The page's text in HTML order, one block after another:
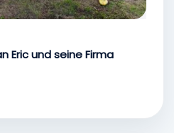
Eric und seine Firma